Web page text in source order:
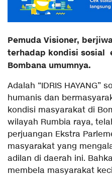
Pemuda Visioner,
terhadap kondisi sosial
Bombana umumnya.
Adalah “IDRIS HAYANG”
humanis dan
kondisi masyarakat di
wilayah Rumbia raya,
perjuangan Ekstra
masyarakat yang
adilan di daerah ini.
membela masyarakat